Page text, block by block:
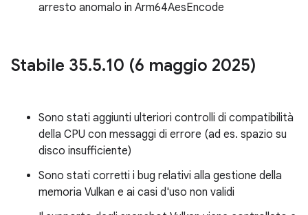
arresto anomalo in Arm64AesEncode
Stabile 35.5.10 (6 maggio 2025)
Sono stati aggiunti ulteriori controlli di compatibilità
della CPU con messaggi di errore (ad es. spazio su
disco insufficiente)
Sono stati corretti i bug relativi alla gestione della
memoria Vulkan e ai casi d'uso non validi